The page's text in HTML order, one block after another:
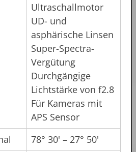
Ultraschallmotor
UD- und
asphärische Linsen
Super-Spectra-
Vergütung
Durchgängige
Lichtstärke von f2.8
Für Kameras mit
APS Sensor
78° 30' – 27° 50'